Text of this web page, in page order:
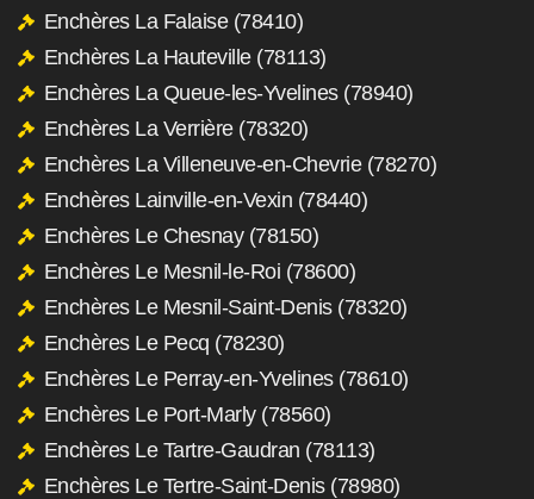
Enchères La Falaise (78410)
Enchères La Hauteville (78113)
Enchères La Queue-les-Yvelines (78940)
Enchères La Verrière (78320)
Enchères La Villeneuve-en-Chevrie (78270)
Enchères Lainville-en-Vexin (78440)
Enchères Le Chesnay (78150)
Enchères Le Mesnil-le-Roi (78600)
Enchères Le Mesnil-Saint-Denis (78320)
Enchères Le Pecq (78230)
Enchères Le Perray-en-Yvelines (78610)
Enchères Le Port-Marly (78560)
Enchères Le Tartre-Gaudran (78113)
Enchères Le Tertre-Saint-Denis (78980)